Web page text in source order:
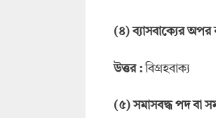
(৪) ব্যাসবাক্যের অপর
উত্তর :বিগ্রহবাক্য
(৫) সমাসবদ্ধ পদ বা